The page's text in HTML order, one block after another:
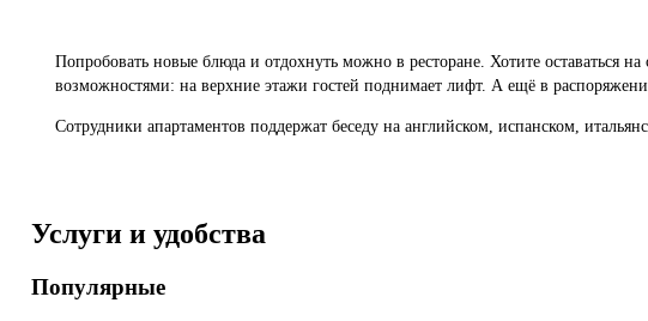
Попробовать новые блюда и отдохнуть можно в ресторане. Хотите оставаться
возможностями: на верхние этажи гостей поднимает лифт. А ещё в
Сотрудники апартаментов поддержат беседу на английском, испанском,
Услуги и удобства
Популярные